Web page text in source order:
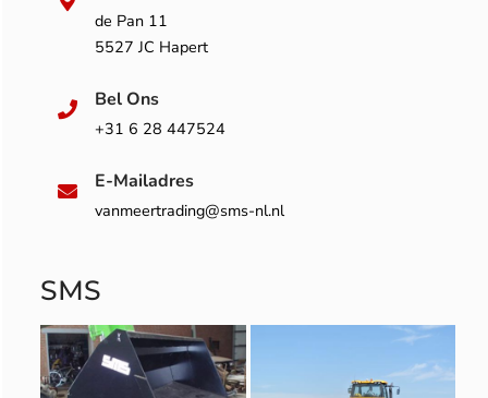
de Pan 11
5527 JC Hapert
Bel Ons
+31 6 28 447524
E-Mailadres
vanmeertrading@sms-nl.nl
SMS